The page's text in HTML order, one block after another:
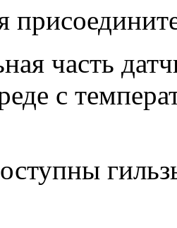
часть
с